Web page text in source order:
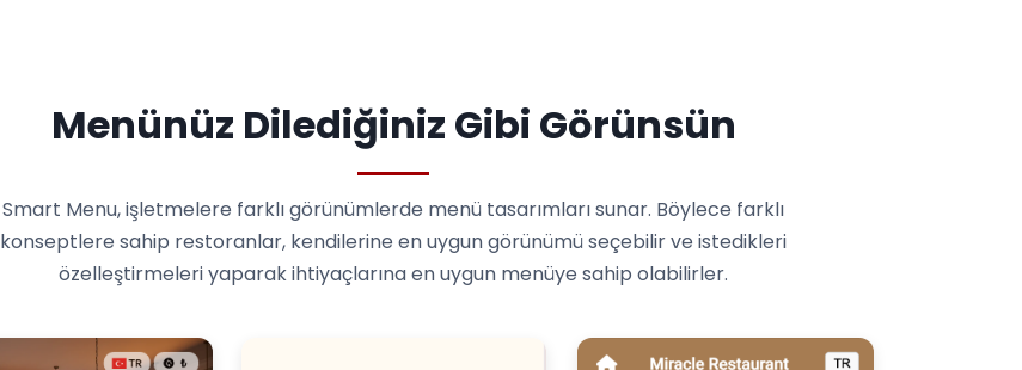
Menünüz Dilediğiniz Gibi Görünsün
Smart Menu, işletmelere farklı görünümlerde menü tasarımları sunar. Böylece farklı
konseptlere sahip restoranlar, kendilerine en uygun görünümü seçebilir ve istedikleri
özelleştirmeleri yaparak ihtiyaçlarına en uygun menüye sahip olabilirler.